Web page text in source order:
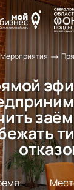
Мероприятия →